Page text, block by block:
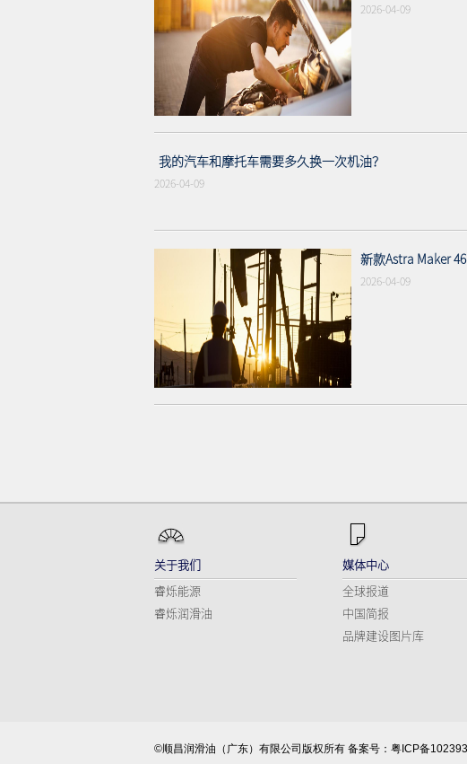
2026-04-09
我的汽车和摩托车需要多久换一次机油？
2026-04-09
新款Astra Maker
2026-04-09
关于我们
睿烁能源
睿烁润滑油
媒体中心
全球报道
中国简报
品牌建设图片库
©顺昌润滑油（广东）有限公司版权所有 备案号：粤ICP备